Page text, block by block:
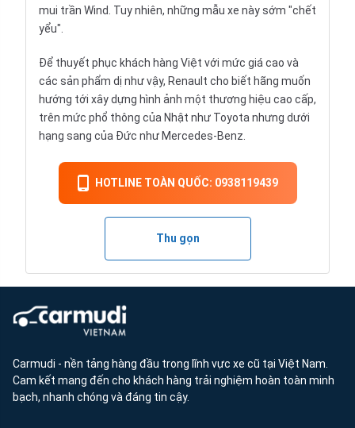
mui trần Wind. Tuy nhiên, những mẫu xe này sớm "chết
yểu".
Để thuyết phục khách hàng Việt với mức giá cao và
các sản phẩm dị như vậy, Renault cho biết hãng muốn
hướng tới xây dựng hình ảnh một thương hiệu cao cấp,
trên mức phổ thông của Nhật như Toyota nhưng dưới
hạng sang của Đức như Mercedes-Benz.
HOTLINE TOÀN QUỐC: 0938119439
Thu gọn
Carmudi - nền tảng hàng đầu trong lĩnh vực xe cũ tại Việt Nam.
Cam kết mang đến cho khách hàng trải nghiệm hoàn toàn minh
bạch, nhanh chóng và đáng tin cậy.